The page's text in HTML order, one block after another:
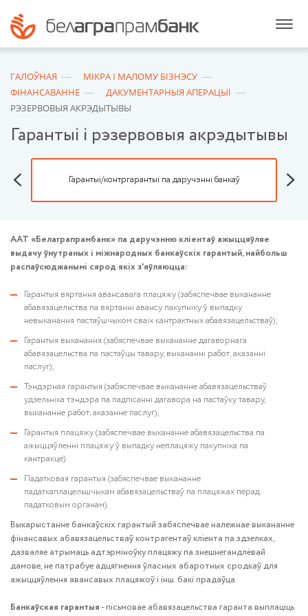
ГАЛОЎНАЯ
МIКРА I МАЛОМУ БIЗНЭСУ
ФІНАНСАВАННЕ
ДАКУМЕНТАРНЫЯ АПЕРАЦЫІ
РЭЗЕРВОВЫЯ АКРЭДЫТЫВЫ
Гарантыі і рэзервовыя акрэдытывы
Гарантыі/контргарантыі па даручэнні банкаў
ААТ «Белаграпрамбанк» па даручэнню кліентаў ажыццяўляе
выдачу ўнутраных i міжнародных банкаўскіх гарантый, найбольш
распаўсюджанымі сярод якіх з'яўляюцца:
Гарантыя вяртання авансавага плацяжу (забяспечвае выкананне
абавязацельства па вяртанні авансу пакупніку ў выпадку
невыканання пастаўшчыком сваіх кантрактных абавязацельстваў);
Гарантыя выканання (забяспечвае выкананне дагаворнага
абавязацельства па пастаўцы тавару, выкананні работ, аказанні
паслуг);
Тэндэрная гарантыя (забяспечвае выкананне абавязацельстваў
удзельніка тэндэра па падпісанні дагавора на пастаўку тавару,
выкананне работ, аказанне паслуг);
Гарантыя плацяжу (забяспечвае выкананне абавязацельства па
ажыццяўленні плацяжу ў выпадку неплацяжу пакупніка па
кантракце).
Падатковая гарантыя (забяспечвае выкананне
падаткаплацельшчыкам абавязацельстваў па плацяжах перад
падатковым органам).
Выкарыстанне банкаўскіх гарантый забяспечвае належнае выкананне
фінансавых абавязацельстваў контрагентаў кліента па здзелках,
дазваляе атрымаць адтэрміноўку плацяжу па знешнегандлёвай
дамове, не патрабуе адцягнення ўласных абаротных сродкаў для
ажыццяўлення авансавых плацяжоў і інш. бакі прадаўца.
Банкаўская гарантыя - пісьмовае абавязацельства гаранта выплаціць